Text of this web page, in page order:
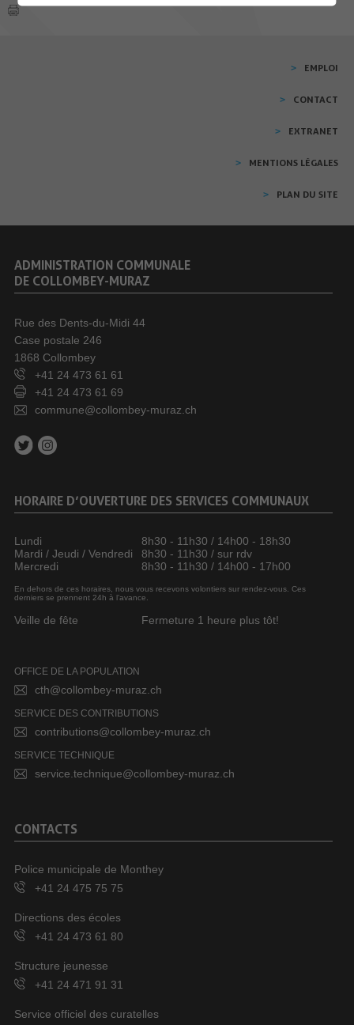
EMPLOI
CONTACT
EXTRANET
MENTIONS LÉGALES
PLAN DU SITE
ADMINISTRATION COMMUNALE
DE COLLOMBEY-MURAZ
Rue des Dents-du-Midi 44
Case postale 246
1868 Collombey
+41 24 473 61 61
+41 24 473 61 69
commune@collombey-muraz.ch
HORAIRE D’OUVERTURE DES SERVICES COMMUNAUX
Lundi
8h30 - 11h30 / 14h00 - 18h30
Mardi / Jeudi / Vendredi
8h30 - 11h30 / sur rdv
Mercredi
8h30 - 11h30 / 14h00 - 17h00
En dehors de ces horaires, nous vous recevons volontiers sur rendez-vous. Ces
derniers se prennent 24h à l’avance.
Veille de fête Fermeture 1 heure plus tôt!
OFFICE DE LA POPULATION
cth@collombey-muraz.ch
SERVICE DES CONTRIBUTIONS
contributions@collombey-muraz.ch
SERVICE TECHNIQUE
service.technique@collombey-muraz.ch
CONTACTS
Police municipale de Monthey
+41 24 475 75 75
Directions des écoles
+41 24 473 61 80
Structure jeunesse
+41 24 471 91 31
Service officiel des curatelles